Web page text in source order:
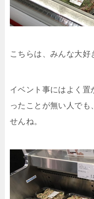
こちらは、みんな大好
イベント事にはよく置
ったことが無い人でも
せんね。